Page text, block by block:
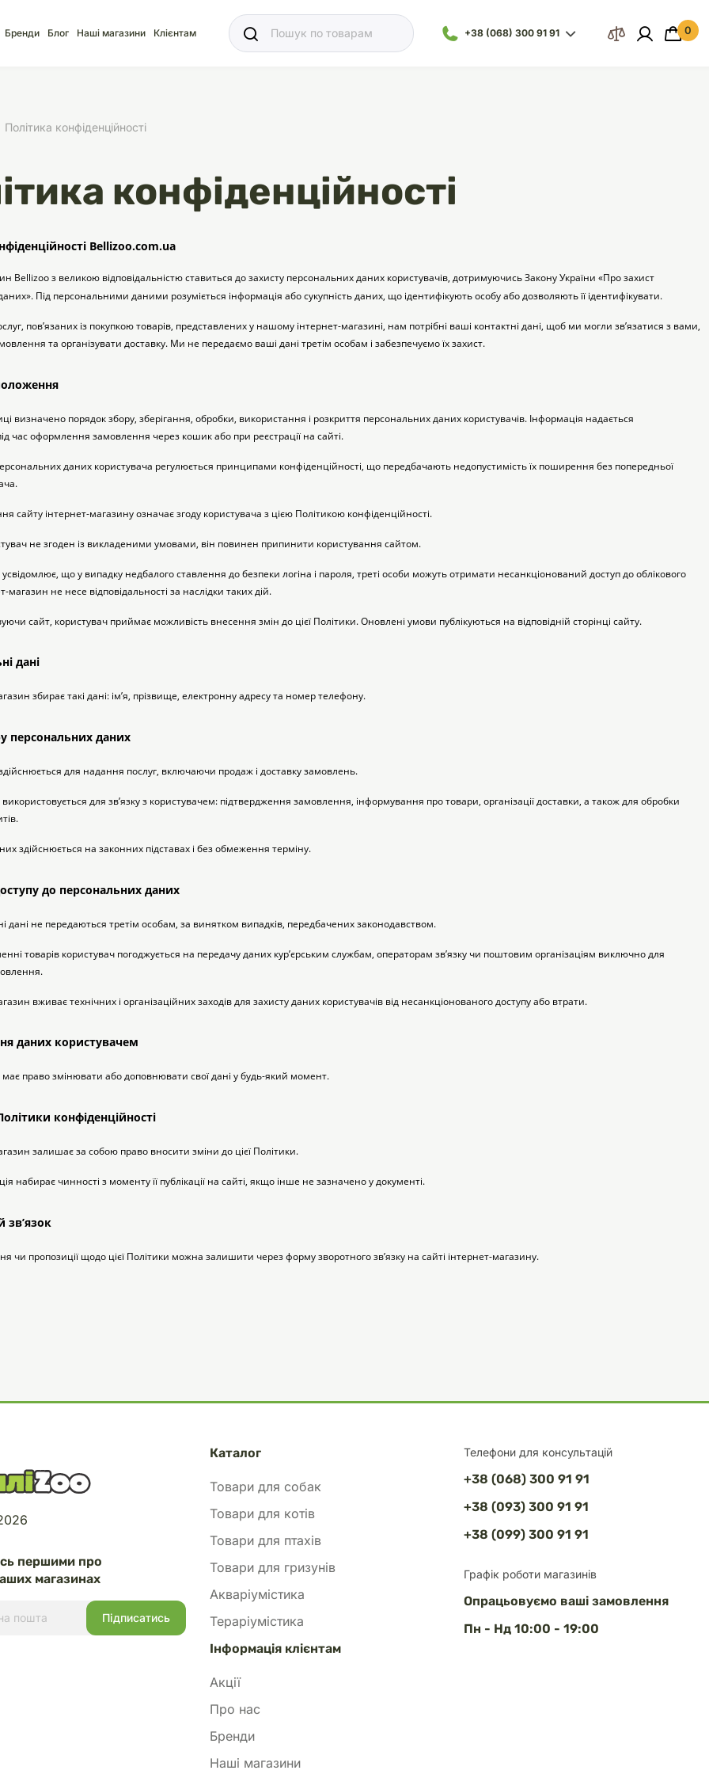
Ваш кошик
Ласощі Іграшки
Домашній затишок
Переноски Автоаксесуари
та аскесуари
Ласощі Наповнювачі
Засоби для догляду
догляду
Наповнювачі Посуд
Корм Посуд
та переноски Наповнювачі
акваріума Акваріуми
Все для морської
Помпи Стерилізатори
Засоби для догляду Декорації
Аксесуари
Корм Обладнання
Бренди Блог Наші магазини Клієнтам +38 (068) 300 91 91 0
Політика конфіденційності
конфіденційності
Bellizoo.com.ua
Bellizoo з великою відповідальністю ставиться до захисту персональних даних користувачів, дотримуючись Закону України «Про захист
Під персональними даними розуміється інформація або сукупність даних, що ідентифікують особу або дозволяють її ідентифікувати.
пов’язаних із покупкою товарів, представлених у нашому інтернет-магазині, нам потрібні ваші контактні дані, щоб ми могли зв’язатися з вами,
та організувати доставку. Ми не передаємо ваші дані третім особам і забезпечуємо їх захист.
визначено порядок збору, зберігання, обробки, використання і розкриття персональних даних користувачів. Інформація надається
час оформлення замовлення через кошик або при реєстрації на сайті.
даних користувача регулюється принципами конфіденційності, що передбачають недопустимість їх поширення без попередньої
сайту інтернет-магазину означає згоду користувача з цією Політикою конфіденційності.
не згоден із викладеними умовами, він повинен припинити користування сайтом.
що у випадку недбалого ставлення до безпеки логіна і пароля, треті особи можуть отримати несанкціонований доступ до облікового
магазин не несе відповідальності за наслідки таких дій.
сайт, користувач приймає можливість внесення змін до цієї Політики. Оновлені умови публікуються на відповідній сторінці сайту.
дані
збирає такі дані: ім’я, прізвище, електронну адресу та номер телефону.
персональних даних
для надання послуг, включаючи продаж і доставку замовлень.
для зв’язку з користувачем: підтвердження замовлення, інформування про товари, організації доставки, а також для обробки
здійснюється на законних підставах і без обмеження терміну.
до персональних даних
дані не передаються третім особам, за винятком випадків, передбачених законодавством.
товарів користувач погоджується на передачу даних кур’єрським службам, операторам зв’язку чи поштовим організаціям виключно для
вживає технічних і організаційних заходів для захисту даних користувачів від несанкціонованого доступу або втрати.
даних користувачем
має право змінювати або доповнювати свої дані у будь-який момент.
конфіденційності
залишає за собою право вносити зміни до цієї Політики.
набирає чинності з моменту її публікації на сайті, якщо інше не зазначено у документі.
зв’язок
чи пропозиції щодо цієї Політики можна залишити через форму зворотного зв’язку на сайті інтернет-магазину.
Телефони для консультацій
+38 (068) 300 91 91
+38 (093) 300 91 91
+38 (099) 300 91 91
Графік роботи магазинів
Опрацьовуємо ваші замовлення
Пн - Нд 10:00 - 19:00
першими про
магазинах
Каталог
Товари для собак
Товари для котів
Товари для птахів
Товари для гризунів
Акваріумістика
Тераріумістика
Інформація клієнтам
Акції
Про нас
Бренди
Наші магазини